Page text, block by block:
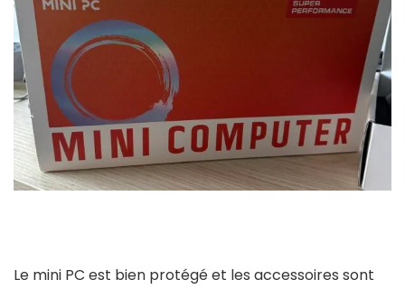
Le mini PC est bien protégé et les accessoires sont